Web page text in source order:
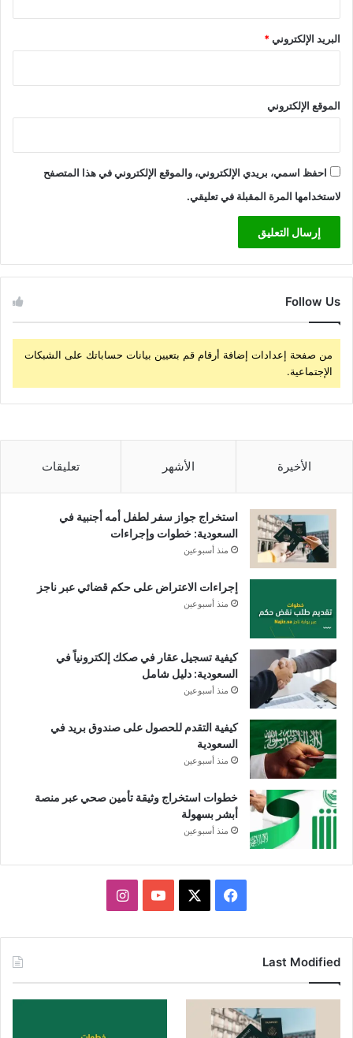
البريد الإلكتروني*
الموقع الإلكتروني
احفظ اسمي، بريدي الإلكتروني، والموقع الإلكتروني في هذا المتصفح
لاستخدامها المرة المقبلة في تعليقي.
Follow Us
من صفحة إعدادات إضافة أرقام قم بتعيين بيانات حساباتك على الشبكات
الإجتماعية.
الأخيرة الأشهر تعليقات
استخراج جواز سفر لطفل أمه أجنبية في
السعودية: خطوات وإجراءات
منذ أسبوعين
إجراءات الاعتراض على حكم قضائي عبر ناجز
منذ أسبوعين
كيفية تسجيل عقار في صكك إلكترونياً في
السعودية: دليل شامل
منذ أسبوعين
كيفية التقدم للحصول على صندوق بريد في
السعودية
منذ أسبوعين
خطوات استخراج وثيقة تأمين صحي عبر منصة
أبشر بسهولة
منذ أسبوعين
فيسبوك يوتيوبانستقرام
Last Modified